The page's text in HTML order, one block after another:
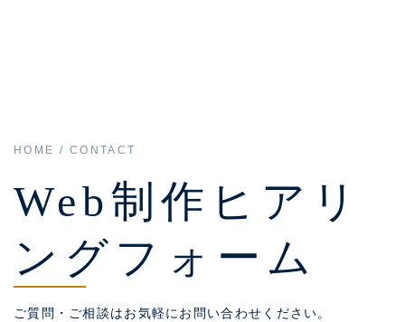
HOME / CONTACT
Web制作ヒアリ
ングフォーム
ご質問・ご相談はお気軽にお問い合わせください。